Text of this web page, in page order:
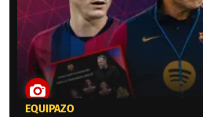
EQUIPAZO